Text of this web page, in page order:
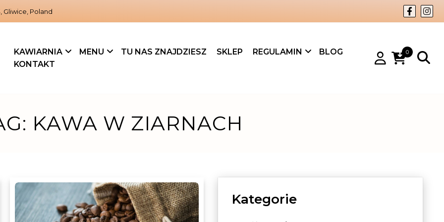
Gliwice, Poland
KAWIARNIA MENU TU NAS ZNAJDZIESZ SKLEP REGULAMIN
BLOG
KONTAKT
0
KAWA W ZIARNACH
Kategorie